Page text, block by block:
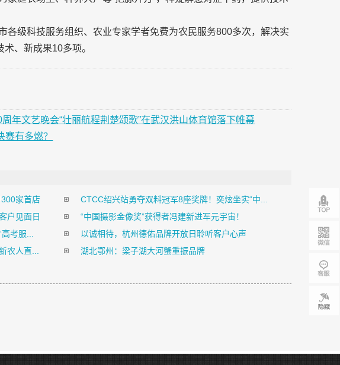
各级科技服务组织、农业专家学者免费为农民服务800多次，解决实
、新成果10多项。
年文艺晚会“壮丽航程荆楚颂歌”在武汉洪山体育馆落下帷幕
有多燃？
家首店
CTCC绍兴站勇夺双料冠军8座奖牌！奕炫坐实“中...
户见面日
“中国摄影金像奖”获得者冯建新进军元宇宙！
考服...
以诚相待，杭州德佑品牌开放日聆听客户心声
农人直...
湖北鄂州：梁子湖大河蟹重振品牌